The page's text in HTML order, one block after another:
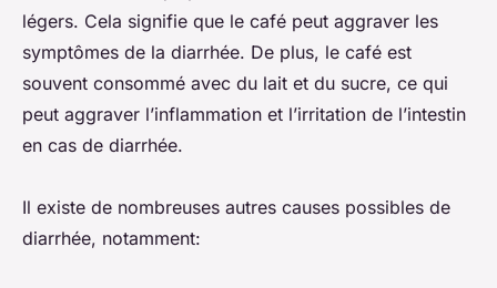
légers. Cela signifie que le café peut aggraver les
symptômes de la diarrhée. De plus, le café est
souvent consommé avec du lait et du sucre, ce qui
peut aggraver l’inflammation et l’irritation de l’intestin
en cas de diarrhée.
Il existe de nombreuses autres causes possibles de
diarrhée, notamment: